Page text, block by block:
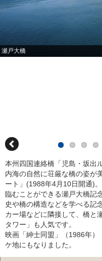
瀬戸大橋
本州四国連絡橋「児島・坂出
内海の自然に荘厳な橋の姿が
ート」(1988年4月10日開通)
臨むことができる瀬戸大橋記
史や橋の構造などを学べる記
カー場などに隣接して、橋と
タワー」も人気です。
映画「紳士同盟」（1986年）
ケ地にもなりました。